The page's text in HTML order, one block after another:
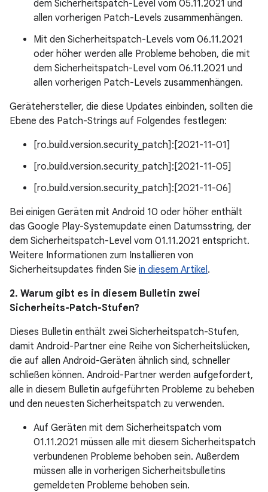
dem Sicherheitspatch-Level vom 05.11.2021 und
allen vorherigen Patch-Levels zusammenhängen.
Mit den Sicherheitspatch-Levels vom 06.11.2021
oder höher werden alle Probleme behoben, die mit
dem Sicherheitspatch-Level vom 06.11.2021 und
allen vorherigen Patch-Levels zusammenhängen.
Gerätehersteller, die diese Updates einbinden, sollten die
Ebene des Patch-Strings auf Folgendes festlegen:
[ro.build.version.security_patch]:[2021-11-01]
[ro.build.version.security_patch]:[2021-11-05]
[ro.build.version.security_patch]:[2021-11-06]
Bei einigen Geräten mit Android 10 oder höher enthält
das Google Play-Systemupdate einen Datumsstring, der
dem Sicherheitspatch-Level vom 01.11.2021 entspricht.
Weitere Informationen zum Installieren von
Sicherheitsupdates finden Sie in diesem Artikel.
2. Warum gibt es in diesem Bulletin zwei
Sicherheits-Patch-Stufen?
Dieses Bulletin enthält zwei Sicherheitspatch-Stufen,
damit Android-Partner eine Reihe von Sicherheitslücken,
die auf allen Android-Geräten ähnlich sind, schneller
schließen können. Android-Partner werden aufgefordert,
alle in diesem Bulletin aufgeführten Probleme zu beheben
und den neuesten Sicherheitspatch zu verwenden.
Auf Geräten mit dem Sicherheitspatch vom
01.11.2021 müssen alle mit diesem Sicherheitspatch
verbundenen Probleme behoben sein. Außerdem
müssen alle in vorherigen Sicherheitsbulletins
gemeldeten Probleme behoben sein.